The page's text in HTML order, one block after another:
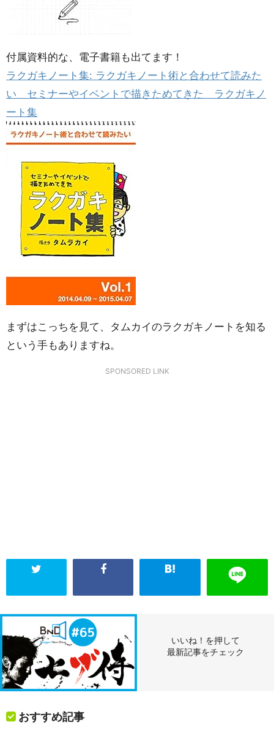
付属資料的な、電子書籍も出てます！
ラクガキノート集: ラクガキノート術と合わせて読みた
い セミナーやイベントで描きためてきた ラクガキノ
ート集
まずはこっちを見て、タムカイのラクガキノートを知る
という手もありますね。
SPONSORED LINK
いいね！を押して
最新記事をチェック
おすすめ記事